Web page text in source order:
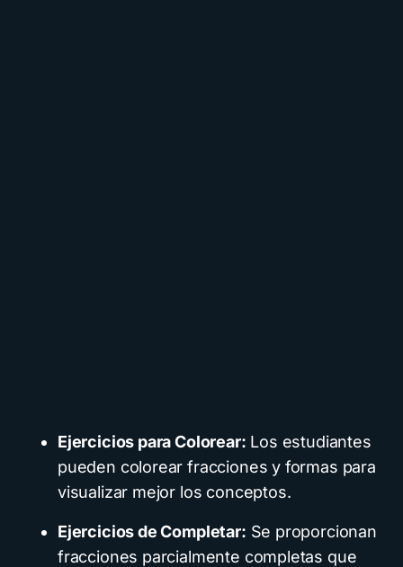
Ejercicios para Colorear: Los estudiantes
pueden colorear fracciones y formas para
visualizar mejor los conceptos.
Ejercicios de Completar: Se proporcionan
fracciones parcialmente completas que